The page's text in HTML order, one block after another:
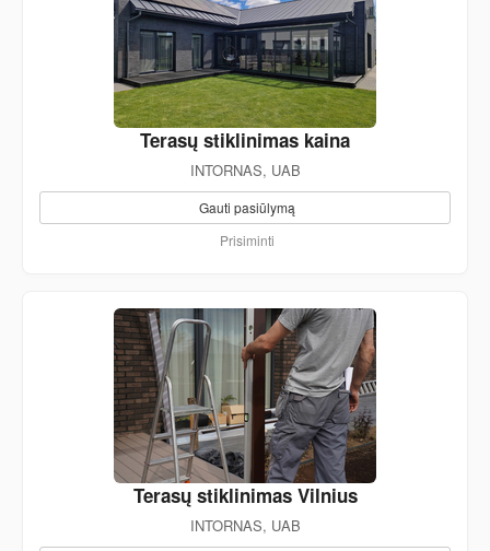
Terasų stiklinimas kaina
INTORNAS, UAB
Gauti pasiūlymą
Prisiminti
Terasų stiklinimas Vilnius
INTORNAS, UAB